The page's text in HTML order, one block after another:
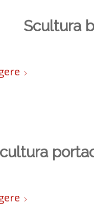
Scultura